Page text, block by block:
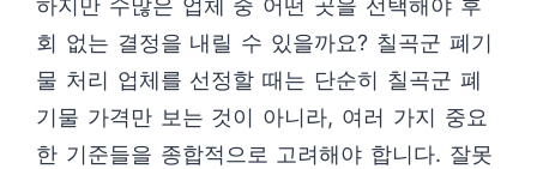
하지만 수많은 업체 중 어떤 곳을 선택해야 후
회 없는 결정을 내릴 수 있을까요? 칠곡군 폐기
물 처리 업체를 선정할 때는 단순히 칠곡군 폐
기물 가격만 보는 것이 아니라, 여러 가지 중요
한 기준들을 종합적으로 고려해야 합니다. 잘못